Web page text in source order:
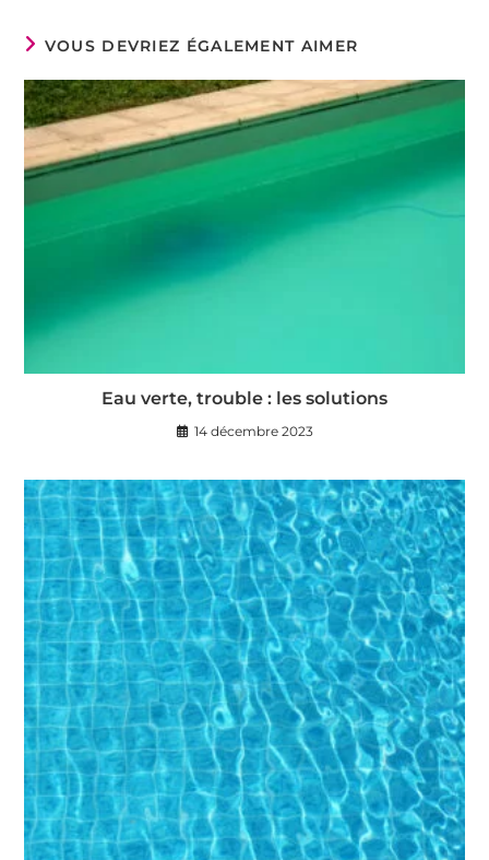
VOUS DEVRIEZ ÉGALEMENT AIMER
Eau verte, trouble : les solutions
14 décembre 2023